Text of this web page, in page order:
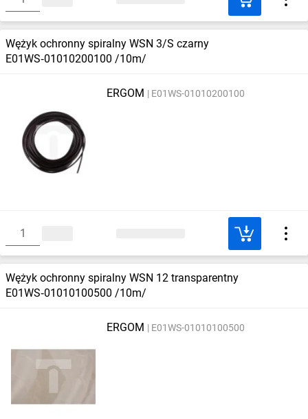
Wężyk ochronny spiralny WSN 3/S czarny
E01WS‑01010200100 /10m/
ERGOM E01WS-01010200100
Wężyk ochronny spiralny WSN 12 transparentny
E01WS‑01010100500 /10m/
ERGOM E01WS-01010100500